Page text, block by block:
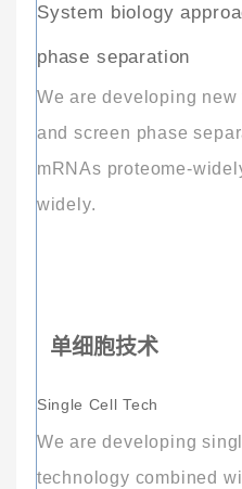
System biology
phase separation
We are developing
and screen phase
mRNAs proteome-
widely.
单细胞技术
Single Cell Tech
We are developing
technology combined